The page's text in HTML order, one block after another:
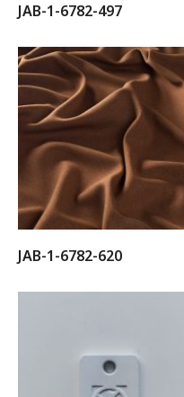
JAB-1-6782-497
JAB-1-6782-620